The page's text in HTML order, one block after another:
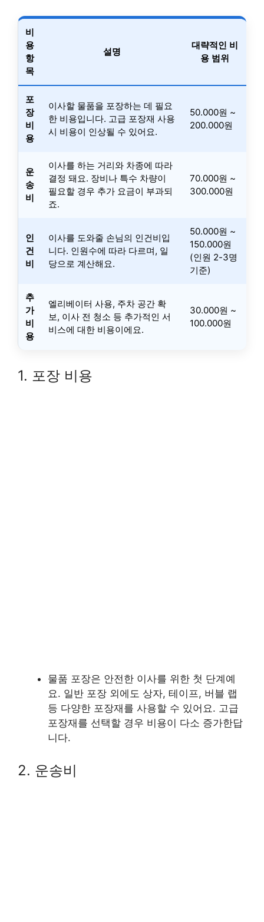
비
용
항
목
설명
대략적인 비
용 범위
포
장
비
용
이사할 물품을 포장하는 데 필요
한 비용입니다. 고급 포장재 사용
시 비용이 인상될 수 있어요.
50.000원 ~
200.000원
운
송
비
이사를 하는 거리와 차종에 따라
결정 돼요. 장비나 특수 차량이
필요할 경우 추가 요금이 부과되
죠.
70.000원 ~
300.000원
인
건
비
이사를 도와줄 손님의 인건비입
니다. 인원수에 따라 다르며, 일
당으로 계산해요.
50.000원 ~
150.000원
(인원 2-3명
기준)
추
가
비
용
엘리베이터 사용, 주차 공간 확
보, 이사 전 청소 등 추가적인 서
비스에 대한 비용이에요.
30.000원 ~
100.000원
1. 포장 비용
물품 포장은 안전한 이사를 위한 첫 단계예
요. 일반 포장 외에도 상자, 테이프, 버블 랩
등 다양한 포장재를 사용할 수 있어요. 고급
포장재를 선택할 경우 비용이 다소 증가한답
니다.
2. 운송비